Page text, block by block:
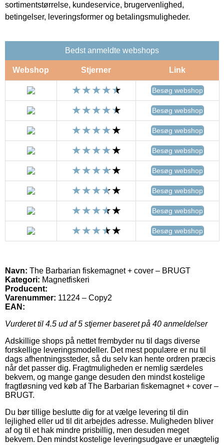
sortimentstørrelse, kundeservice, brugervenlighed,
betingelser, leveringsformer og betalingsmuligheder.
Bedst anmeldte webshops
Webshop Stjerner Link
Besøg webshop
Besøg webshop
Besøg webshop
Besøg webshop
Besøg webshop
Besøg webshop
Besøg webshop
Besøg webshop
Navn: The Barbarian fiskemagnet + cover – BRUGT
Kategori: Magnetfiskeri
Producent:
Varenummer: 11224 – Copy2
EAN:
Vurderet til 4.5 ud af 5 stjerner baseret på 40 anmeldelser
Adskillige shops på nettet frembyder nu til dags diverse
forskellige leveringsmodeller. Det mest populære er nu til
dags afhentningssteder, så du selv kan hente ordren præcis
når det passer dig. Fragtmuligheden er nemlig særdeles
bekvem, og mange gange desuden den mindst kostelige
fragtløsning ved køb af The Barbarian fiskemagnet + cover –
BRUGT.
Du bør tillige beslutte dig for at vælge levering til din
lejlighed eller ud til dit arbejdes adresse. Muligheden bliver
af og til et hak mindre prisbillig, men desuden meget
bekvem. Den mindst kostelige leveringsudgave er unægtelig